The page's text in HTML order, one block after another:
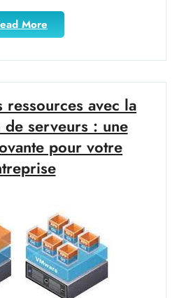
More
votre
les
services
informatiques
en
France"
ressources avec la
serveurs : une
pour votre